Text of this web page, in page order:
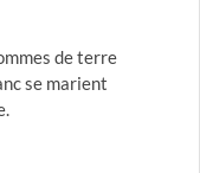
de terre
se marient